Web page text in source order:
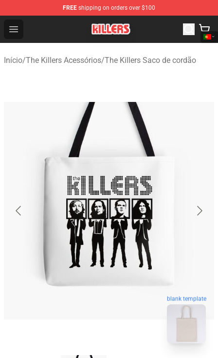
FREE shipping on orders over $100
Open menu
The Killers Shop - Official The Killers Merchandise Store
Início/The Killers Acessórios/The Killers Saco de cordão
blank template